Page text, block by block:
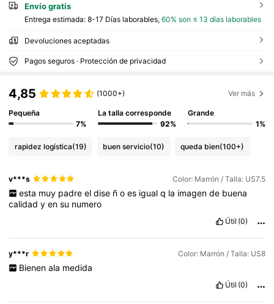
Envío gratis
Entrega estimada: 8-17 Días laborables, 60% son ≤ 13 días laborables
Devoluciones aceptadas
Pagos seguros · Protección de privacidad
4,85 (1000+) Ver más
Pequeña
7%
La talla corresponde
92%
Grande
1%
rapidez logística(19) buen servicio(10) queda bien(100+)
v***s Color: Marrón / Talla: US7.5
esta muy padre el dise ñ o es igual q la imagen de buena
calidadyensu numero
Útil (0)
y***r Color: Marrón / Talla: US8
Bienen ala medida
Útil (0)